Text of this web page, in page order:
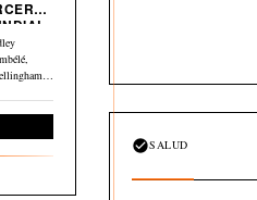
y
SALUD